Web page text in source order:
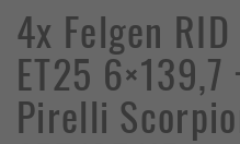
4x Felgen
ET25
Pirelli